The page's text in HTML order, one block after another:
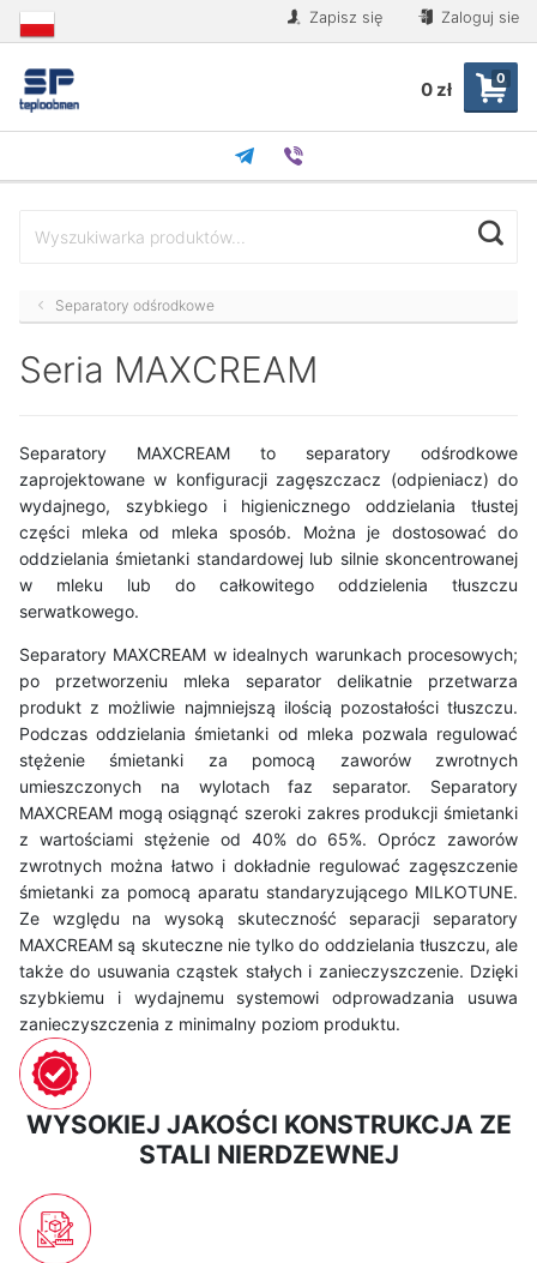
Zapisz się Zaloguj sie
0
0 zł
Separatory odśrodkowe
Seria MAXCREAM
Separatory MAXCREAM to separatory odśrodkowe
zaprojektowane w konfiguracji zagęszczacz (odpieniacz) do
wydajnego, szybkiego i higienicznego oddzielania tłustej
części mleka od mleka sposób. Można je dostosować do
oddzielania śmietanki standardowej lub silnie skoncentrowanej
w mleku lub do całkowitego oddzielenia tłuszczu
serwatkowego.
Separatory MAXCREAM w idealnych warunkach procesowych;
po przetworzeniu mleka separator delikatnie przetwarza
produkt z możliwie najmniejszą ilością pozostałości tłuszczu.
Podczas oddzielania śmietanki od mleka pozwala regulować
stężenie śmietanki za pomocą zaworów zwrotnych
umieszczonych na wylotach faz separator. Separatory
MAXCREAM mogą osiągnąć szeroki zakres produkcji śmietanki
z wartościami stężenie od 40% do 65%. Oprócz zaworów
zwrotnych można łatwo i dokładnie regulować zagęszczenie
śmietanki za pomocą aparatu standaryzującego MILKOTUNE.
Ze względu na wysoką skuteczność separacji separatory
MAXCREAM są skuteczne nie tylko do oddzielania tłuszczu, ale
także do usuwania cząstek stałych i zanieczyszczenie. Dzięki
szybkiemu i wydajnemu systemowi odprowadzania usuwa
zanieczyszczenia z minimalny poziom produktu.
WYSOKIEJ JAKOŚCI KONSTRUKCJA ZE
STALI NIERDZEWNEJ